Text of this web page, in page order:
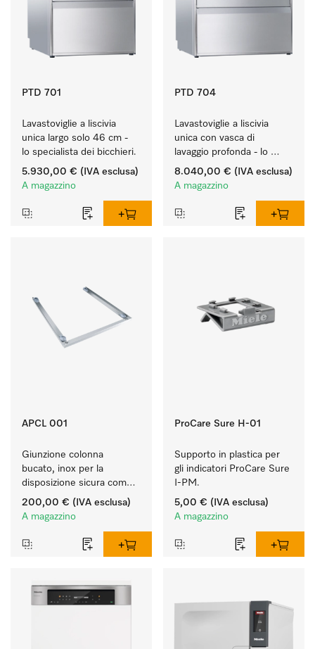
PTD 701
Lavastoviglie a liscivia
unica largo solo 46 cm -
lo specialista dei bicchieri.
5.930,00 € (IVA esclusa)
A magazzino
PTD 704
Lavastoviglie a liscivia
unica con vasca di
lavaggio profonda - lo
specialista per carichi
voluminosi.
8.040,00 € (IVA esclusa)
A magazzino
APCL 001
Giunzione colonna
bucato, inox per la
disposizione sicura come
colonna bucato.
200,00 € (IVA esclusa)
A magazzino
ProCare Sure H-01
Supporto in plastica per
gli indicatori ProCare Sure
I-PM.
5,00 € (IVA esclusa)
A magazzino